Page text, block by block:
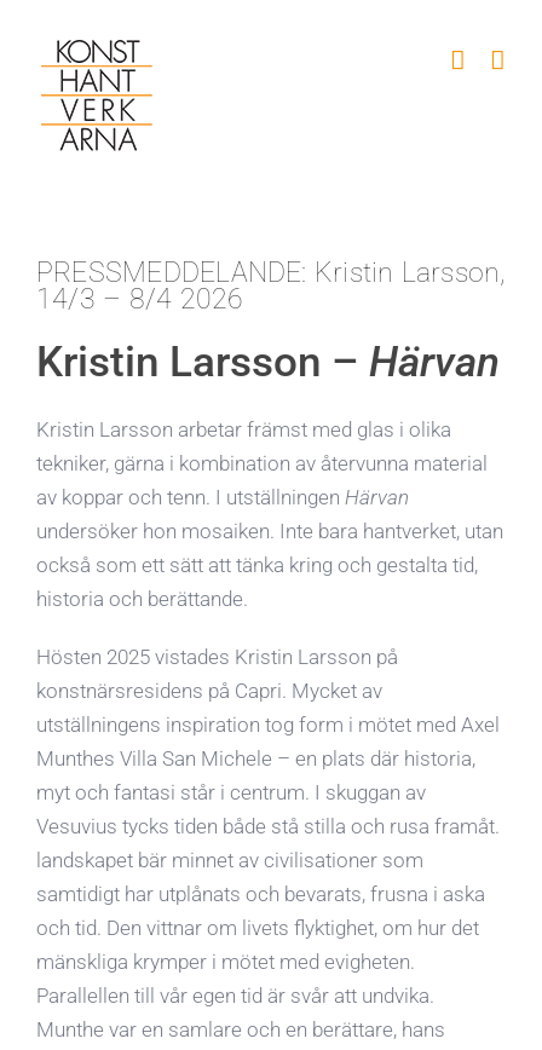
innehållet
PRESSMEDDELANDE: Kristin Larsson,
14/3 – 8/4 2026
Kristin Larsson – Härvan
Kristin Larsson arbetar främst med glas i olika
tekniker, gärna i kombination av återvunna material
av koppar och tenn. I utställningen Härvan
undersöker hon mosaiken. Inte bara hantverket, utan
också som ett sätt att tänka kring och gestalta tid,
historia och berättande.
Hösten 2025 vistades Kristin Larsson på
konstnärsresidens på Capri. Mycket av
utställningens inspiration tog form i mötet med Axel
Munthes Villa San Michele – en plats där historia,
myt och fantasi står i centrum. I skuggan av
Vesuvius tycks tiden både stå stilla och rusa framåt.
landskapet bär minnet av civilisationer som
samtidigt har utplånats och bevarats, frusna i aska
och tid. Den vittnar om livets flyktighet, om hur det
mänskliga krymper i mötet med evigheten.
Parallellen till vår egen tid är svår att undvika.
Munthe var en samlare och en berättare, hans